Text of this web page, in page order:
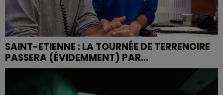
SAINT-ETIENNE : LA TOURNÉE DE TERRENOIRE
PASSERA (ÉVIDEMMENT) PAR...